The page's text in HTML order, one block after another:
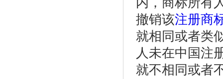
撤销该注册商
就相同或者类
人未在中国注
就不相同或者